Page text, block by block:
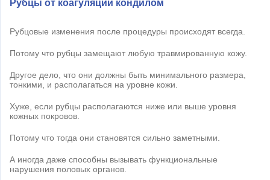
Рубцы от коагуляции кондилом
Рубцовые изменения после процедуры происходят всегда.
Потому что рубцы замещают любую травмированную кожу.
Другое дело, что они должны быть минимального размера,
тонкими, и располагаться на уровне кожи.
Хуже, если рубцы располагаются ниже или выше уровня
кожных покровов.
Потому что тогда они становятся сильно заметными.
А иногда даже способны вызывать функциональные
нарушения половых органов.